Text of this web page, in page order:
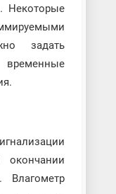
Некоторые
задать
окончании